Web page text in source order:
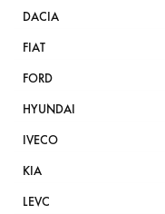
DACIA
FIAT
FORD
HYUNDAI
IVECO
KIA
LEVC